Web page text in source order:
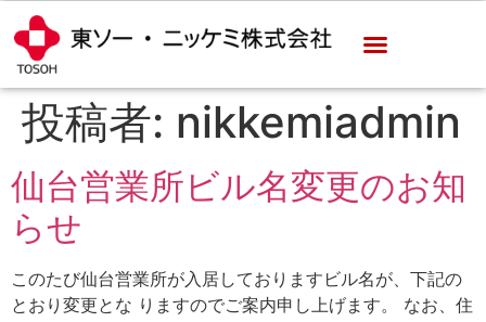
投稿者: nikkemiadmin
仙台営業所ビル名変更のお知
らせ
このたび仙台営業所が入居しておりますビル名が、下記の
とおり変更とな りますのでご案内申し上げます。 なお、住